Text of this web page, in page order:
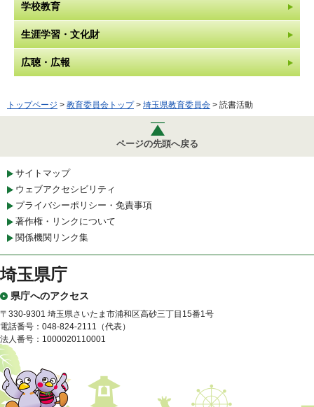
学校教育
生涯学習・文化財
広聴・広報
トップページ > 教育委員会トップ> 埼玉県教育委員会 > 読書活動
ページの先頭へ戻る
サイトマップ
ウェブアクセシビリティ
プライバシーポリシー・免責事項
著作権・リンクについて
関係機関リンク集
埼玉県庁
県庁へのアクセス
〒330-9301 埼玉県さいたま市浦和区高砂三丁目15番1号
電話番号：048-824-2111（代表）
法人番号：1000020110001